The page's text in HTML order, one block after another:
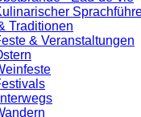
Traditionen
& Veranstaltungen